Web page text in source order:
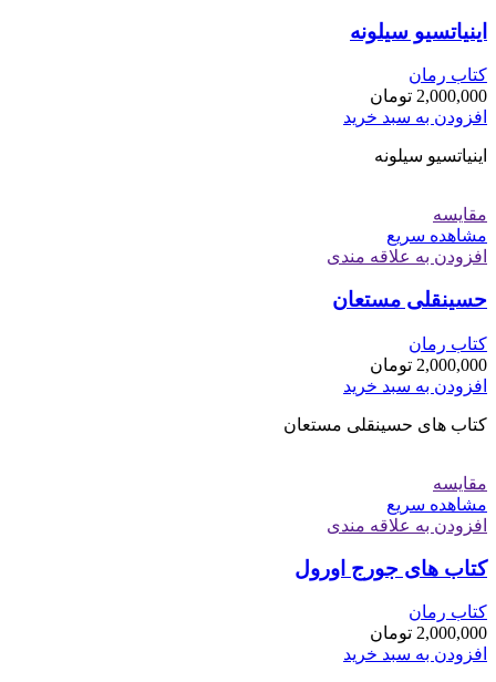
اینیاتسیو سیلونه
کتاب رمان
2,000,000 تومان
افزودن به سبد خرید
اینیاتسیو سیلونه
مقایسه
مشاهده سریع
افزودن به علاقه مندی
حسینقلی مستعان
کتاب رمان
2,000,000 تومان
افزودن به سبد خرید
کتاب های حسینقلی مستعان
مقایسه
مشاهده سریع
افزودن به علاقه مندی
کتاب های جورج اورول
کتاب رمان
2,000,000 تومان
افزودن به سبد خرید